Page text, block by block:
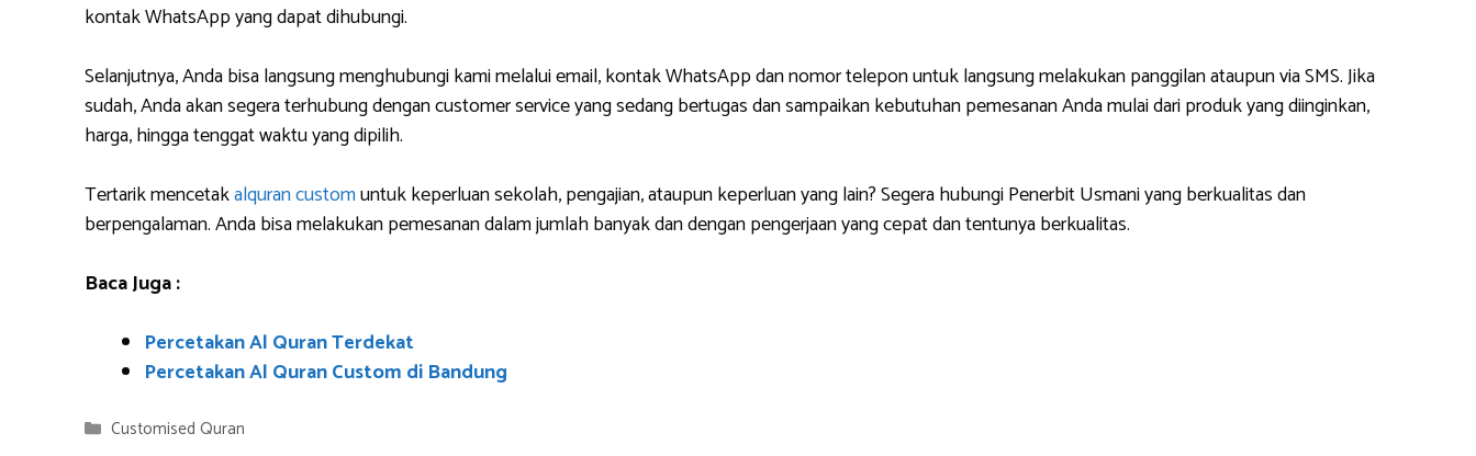
kontak WhatsApp yang dapat dihubungi.
Selanjutnya, Anda bisa langsung menghubungi kami melalui email, kontak WhatsApp dan nomor telepon untuk langsung melakukan panggilan ataupun via SMS. Jika
sudah, Anda akan segera terhubung dengan customer service yang sedang bertugas dan sampaikan kebutuhan pemesanan Anda mulai dari produk yang diinginkan,
harga, hingga tenggat waktu yang dipilih.
Tertarik mencetakalquran customuntuk keperluan sekolah, pengajian, ataupun keperluan yang lain? Segera hubungi Penerbit Usmani yang berkualitas dan
berpengalaman. Anda bisa melakukan pemesanan dalam jumlah banyak dan dengan pengerjaan yang cepat dan tentunya berkualitas.
Baca Juga :
Percetakan Al Quran Terdekat
Percetakan Al Quran Custom di Bandung
Categories
Customised Quran